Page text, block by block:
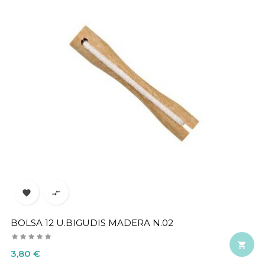
 
BOLSA 12 U.BIGUDIS MADERA N.02
Precio
3,80 €
